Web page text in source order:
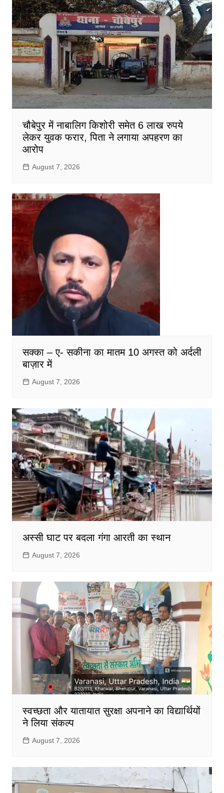
चौबेपुर में नाबालिग किशोरी समेत 6 लाख रुपये
लेकर युवक फरार, पिता ने लगाया अपहरण का
आरोप
August 7, 2026
सक्का – ए- सकीना का मातम 10 अगस्त को अर्दली
बाज़ार में
August 7, 2026
अस्सी घाट पर बदला गंगा आरती का स्थान
August 7, 2026
स्वच्छता और यातायात सुरक्षा अपनाने का विद्यार्थियों
ने लिया संकल्प
August 7, 2026